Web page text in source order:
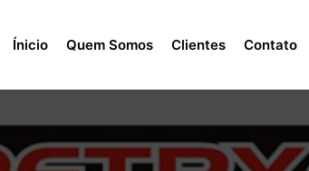
Ínicio Quem Somos Clientes Contato